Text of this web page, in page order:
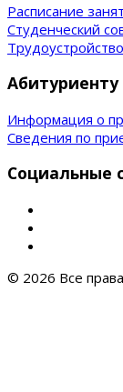
Расписание
Студенческий
Абитуриенту
Информация о
Сведения по
Социальные
© 2026 Все